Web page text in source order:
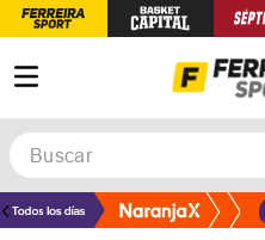
Buscar
TÉRMINOS MÁS BUSCADOS